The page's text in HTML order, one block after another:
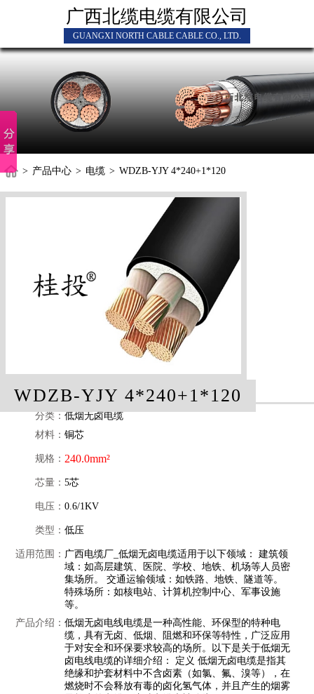
广西北缆电缆有限公司
GUANGXI NORTH CABLE CABLE CO., LTD.
> 产品中心 > 电缆 > WDZB-YJY 4*240+1*120
WDZB-YJY 4*240+1*120
分类：低烟无卤电缆
材料：铜芯
规格： 240.0mm²
芯量：5芯
电压：0.6/1KV
类型：低压
适用范围： 广西电缆厂_低烟无卤电缆适用于以下领域： 建筑领
域：如高层建筑、医院、学校、地铁、机场等人员密
集场所。 交通运输领域：如铁路、地铁、隧道等。
特殊场所：如核电站、计算机控制中心、军事设施
等。
产品介绍：低烟无卤电线电缆是一种高性能、环保型的特种电
缆，具有无卤、低烟、阻燃和环保等特性，广泛应用
于对安全和环保要求较高的场所。以下是关于低烟无
卤电线电缆的详细介绍： 定义 低烟无卤电缆是指其
绝缘和护套材料中不含卤素（如氯、氟、溴等），在
燃烧时不会释放有毒的卤化氢气体，并且产生的烟雾